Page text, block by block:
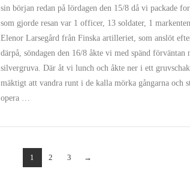
sin början redan på lördagen den 15/8 då vi packade
som gjorde resan var 1 officer, 13 soldater, 1
Elenor Larsegård från Finska artilleriet, som anslöt
därpå, söndagen den 16/8 åkte vi med spänd
silvergruva. Där åt vi lunch och åkte ner i ett
mäktigt att vandra runt i de kalla mörka gångarna och
opera …
1 2 3 →